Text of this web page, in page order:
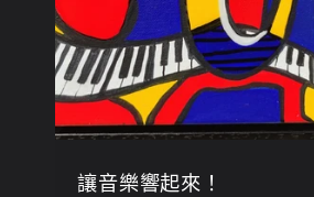
讓音樂響起來！